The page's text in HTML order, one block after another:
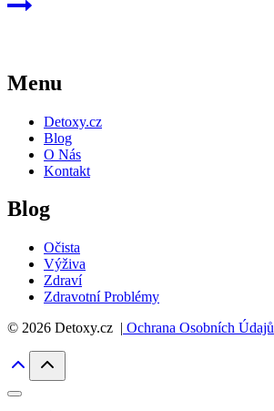
Menu
Detoxy.cz
Blog
O Nás
Kontakt
Blog
Očista
Výživa
Zdraví
Zdravotní Problémy
© 2026 Detoxy.cz | Ochrana Osobních Údajů